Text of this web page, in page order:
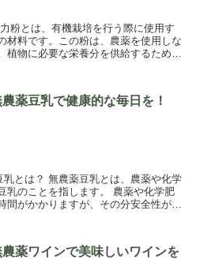
粉とは、有機栽培を行う際に使用す
材料です。この粉は、農薬を使用しな
植物に必要な栄養分を供給するための
薬豆乳で健康的な毎日を！
とは？ 無農薬豆乳とは、農薬や化学
乳のことを指します。 農薬や化学肥
がかかりますが、その分安全性が高
農薬ワインで美味しいワインを